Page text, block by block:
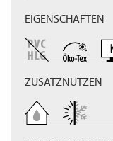
EIGENSCHAFTEN
ZUSATZNUTZEN